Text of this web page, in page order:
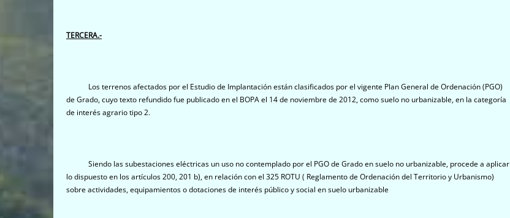
TERCERA.-
Los terrenos afectados por el Estudio de Implantación están clasificados por el vigente Plan General de Ordenación (PGO)
de Grado, cuyo texto refundido fue publicado en el BOPA el 14 de noviembre de 2012, como suelo no urbanizable, en la categoría
de interés agrario tipo 2.
Siendo las subestaciones eléctricas un uso no contemplado por el PGO de Grado en suelo no urbanizable, procede a aplicar
lo dispuesto en los artículos 200, 201 b), en relación con el 325 ROTU ( Reglamento de Ordenación del Territorio y Urbanismo)
sobre actividades, equipamientos o dotaciones de interés público y social en suelo urbanizable